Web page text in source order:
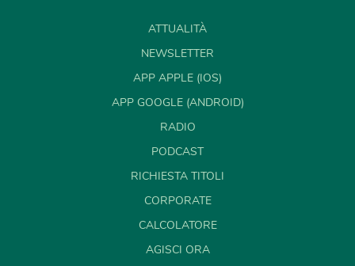
ATTUALITÀ
NEWSLETTER
APP APPLE (IOS)
APP GOOGLE (ANDROID)
RADIO
PODCAST
RICHIESTA TITOLI
CORPORATE
CALCOLATORE
AGISCI ORA